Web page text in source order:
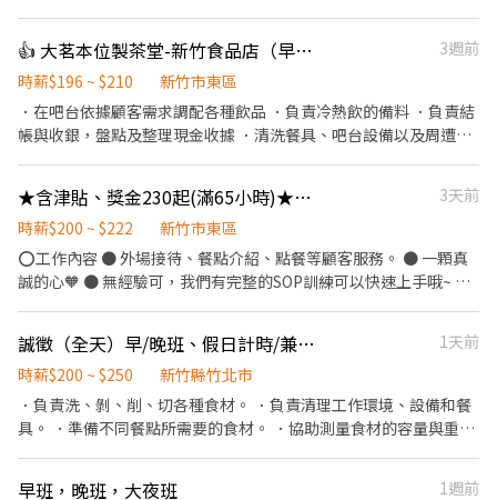
束營業前，統計銷售情形、盤點貨品存量及撰寫當日業務報表。
👍 大茗本位製茶堂-新竹食品店（早班長期工讀）
3週前
時薪$196 ~ $210
新竹市東區
．在吧台依據顧客需求調配各種飲品 ．負責冷熱飲的備料 ．負責結
帳與收銀，盤點及整理現金收據 ．清洗餐具、吧台設備以及周遭工
★含津貼、獎金230起(滿65小時)★點點心巨城新竹-長期早、晚班外場PT
3天前
時薪$200 ~ $222
新竹市東區
⭕工作內容 ● 外場接待、餐點介紹、點餐等顧客服務。 ● 一顆真
誠的心🧡 ● 無經驗可，我們有完整的SOP訓練可以快速上手哦~ ●
週排三~四天上班) (假日需要上班唷) ⭕薪資 ● 本薪200元起~222
元。 ● 只要有上班出勤(不限時數)， 每小時另核發15元獎金， 時薪
+獎金為200+15至222+15元。 ● 若當月工時滿65小時以上， 每小
時另核發15元津貼， 時薪+津貼為200+15至222+15元。 ✅也就是
金。 ● 支援其他門市獎金。 ● 生日禮金、其他專案獎金。 ● 每半
誠徵（全天）早/晚班、假日計時/兼職人員
1天前
時薪$200 ~ $250
新竹縣竹北市
．負責洗、剝、削、切各種食材。 ．負責清理工作環境、設備和餐
具。 ．準備不同餐點所需要的食材。 ．協助測量食材的容量與重
早班，晚班，大夜班 1週前